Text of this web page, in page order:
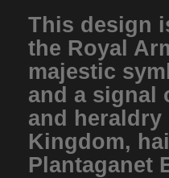
This design
the Royal
majestic
and a signal
and heraldry
Kingdom,
Plantaganet